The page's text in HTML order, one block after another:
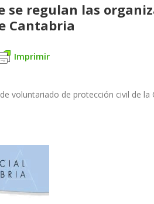
se regulan las
Cantabria
Imprimir
voluntariado de protección civil de